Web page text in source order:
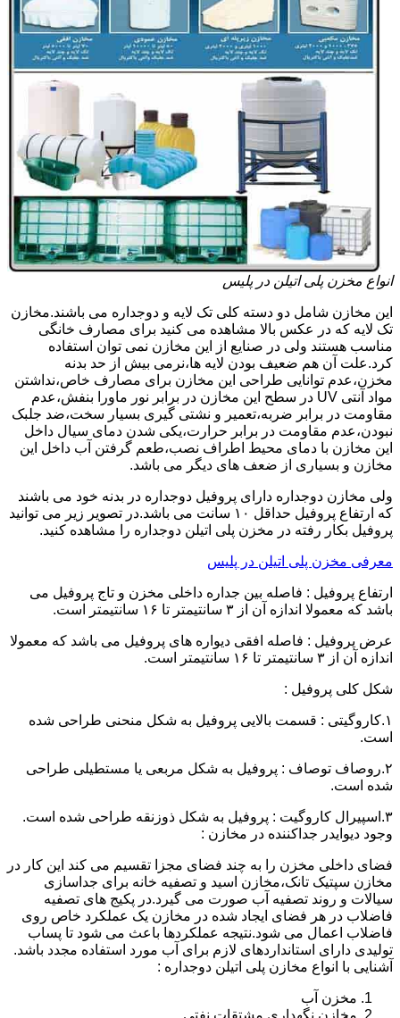
انواع مخزن پلی اتیلن در پلیس
این مخازن شامل دو دسته کلی تک لایه و دوجداره می باشند.مخازن
تک لایه که در عکس بالا مشاهده می کنید برای مصارف خانگی
مناسب هستند ولی در صنایع از این مخازن نمی توان استفاده
کرد.علت آن هم ضعیف بودن لایه ها،نرمی بیش از حد بدنه
مخزن،عدم توانایی طراحی این مخازن برای مصارف خاص،نداشتن
مواد آنتی UV در سطح این مخازن در برابر نور ماورا بنفش،عدم
مقاومت در برابر ضربه،تعمیر و نشتی گیری بسیار سخت،ضد جلبک
نبودن،عدم مقاومت در برابر حرارت،یکی شدن دمای سیال داخل
این مخازن با دمای محیط اطراف نصب،طعم گرفتن آب داخل این
مخازن و بسیاری از ضعف های دیگر می باشد.
ولی مخازن دوجداره دارای پروفیل دوجداره در بدنه خود می باشند
که ارتفاع پروفیل حداقل ۱۰ سانت می باشد.در تصویر زیر می توانید
پروفیل بکار رفته در مخزن پلی اتیلن دوجداره را مشاهده کنید.
معرفی مخزن پلی اتیلن در پلیس
ارتفاع پروفیل : فاصله بین جداره داخلی مخزن و تاج پروفیل می
باشد که معمولا اندازه آن از ۳ سانتیمتر تا ۱۶ سانتیمتر است.
عرض پروفیل : فاصله افقی دیواره های پروفیل می باشد که معمولا
اندازه آن از ۳ سانتیمتر تا ۱۶ سانتیمتر است.
شکل کلی پروفیل :
۱.کاروگیتی : قسمت بالایی پروفیل به شکل منحنی طراحی شده
است.
۲.روصاف توصاف : پروفیل به شکل مربعی یا مستطیلی طراحی
شده است.
۳.اسپیرال کاروگیت : پروفیل به شکل ذوزنقه طراحی شده است.
وجود دیوایدر جداکننده در مخازن :
فضای داخلی مخزن را به چند فضای مجزا تقسیم می کند این کار در
مخازن سپتیک تانک،مخازن اسید و تصفیه خانه برای جداسازی
سیالات و روند تصفیه آب صورت می گیرد.در پکیج های تصفیه
فاضلاب در هر فضای ایجاد شده در مخازن یک عملکرد خاص روی
فاضلاب اعمال می شود.نتیجه عملکردها باعث می شود تا پساب
تولیدی دارای استانداردهای لازم برای آب مورد استفاده مجدد باشد.
آشنایی با انواع مخازن پلی اتیلن دوجداره :
مخزن آب
مخازن نگهداری مشتقات نفتی